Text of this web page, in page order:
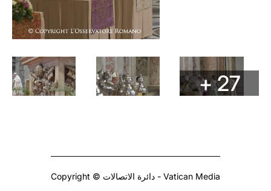
+ 27
Copyright © دائرة الاتصالات - Vatican Media